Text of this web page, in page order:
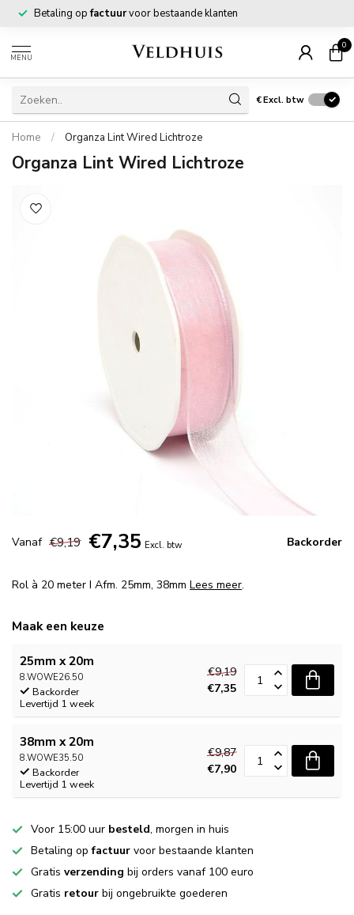
Betaling opfactuurvoor bestaande klanten
MENU
0
€Excl. btw
Home / Organza Lint Wired Lichtroze
Organza Lint Wired Lichtroze
Vanaf €9,19 €7,35 Excl. btw Backorder
Rol à 20 meter I Afm. 25mm, 38mm Lees meer.
Maak een keuze
25mm x 20m
8.WOWE26.50
Backorder
Levertijd 1 week
€9,19
€7,35
38mm x 20m
8.WOWE35.50
Backorder
Levertijd 1 week
€9,87
€7,90
Voor 15:00 uur besteld, morgen in huis
Betaling opfactuur voor bestaande klanten
Gratis verzending bij orders vanaf 100 euro
Gratis retour bij ongebruikte goederen